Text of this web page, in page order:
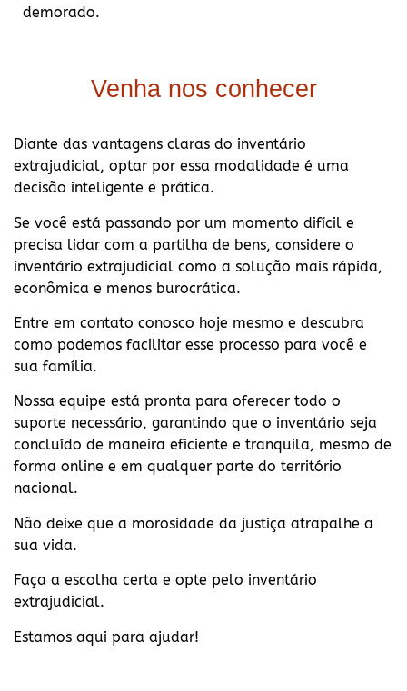
demorado.
Venha nos conhecer
Diante das vantagens claras do inventário
extrajudicial, optar por essa modalidade é uma
decisão inteligente e prática.
Se você está passando por um momento difícil e
precisa lidar com a partilha de bens, considere o
inventário extrajudicial como a solução mais rápida,
econômica e menos burocrática.
Entre em contato conosco hoje mesmo e descubra
como podemos facilitar esse processo para você e
sua família.
Nossa equipe está pronta para oferecer todo o
suporte necessário, garantindo que o inventário seja
concluído de maneira eficiente e tranquila, mesmo de
forma online e em qualquer parte do território
nacional.
Não deixe que a morosidade da justiça atrapalhe a
sua vida.
Faça a escolha certa e opte pelo inventário
extrajudicial.
Estamos aqui para ajudar!